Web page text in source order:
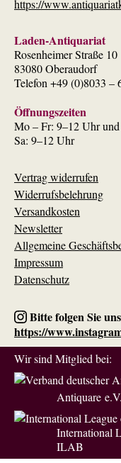
https://
Laden-Antiquariat
Rosenheimer Straße 10
83080 Oberaudorf
Telefon +49 (0)8033 –
Öffnungszeiten
Mo – Fr: 9–12 Uhr
Sa: 9–12 Uhr
Vertrag widerrufen
Widerrufsbelehrung
Versandkosten
Newsletter
Allgemeine
Impressum
Datenschutz
Bitte folgen Sie
https://
Wir sind Mitglied bei:
Antiquare e.V.
International
ILAB